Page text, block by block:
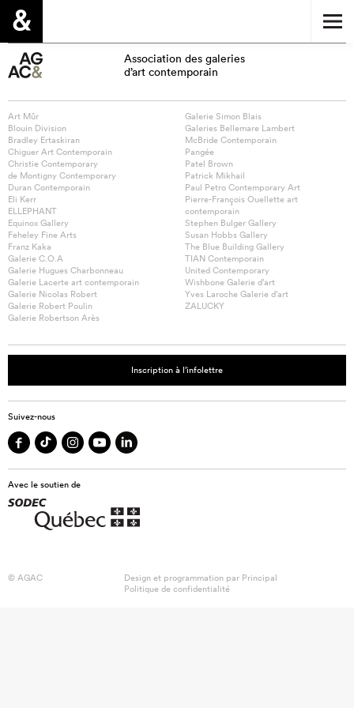
Association des galeries
d’art contemporain
Art Mûr
Blouin Division
Bradley Ertaskiran
Chiguer Art Contemporain
Christie Contemporary
de Montigny Contemporary
Duran Contemporain
Eli Kerr
ELLEPHANT
Equinox Gallery
Feheley Fine Arts
Franz Kaka
Galerie C.O.A
Galerie Hugues Charbonneau
Galerie Lacerte art contemporain
Galerie Nicolas Robert
Galerie Robert Poulin
Galerie Robertson Arès
Galerie Simon Blais
Galeries Bellemare Lambert
McBride Contemporain
Pangée
Patel Brown
Patrick Mikhail
Paul Petro Contemporary Art
Pierre-François Ouellette art
contemporain
Stephen Bulger Gallery
Susan Hobbs Gallery
The Blue Building Gallery
TIAN Contemporain
United Contemporary
Wishbone Galerie d’art
Yves Laroche Galerie d’art
ZALUCKY
Inscription à l’infolettre
Suivez-nous
Avec le soutien de
© AGAC Design et programmation par Principal
Politique de confidentialité